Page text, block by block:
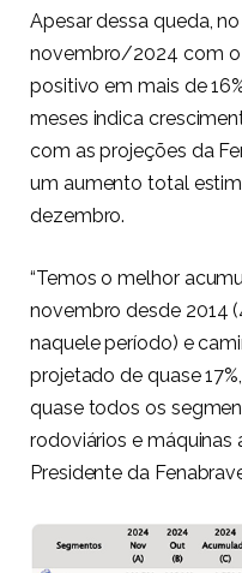
Apesar dessa queda,
novembro/2024 com o
positivo em mais de
meses indica
com as projeções da
um aumento total
dezembro.
“Temos o melhor
novembro desde 2014
naquele período) e
projetado de quase
quase todos os
rodoviários e máquinas
Presidente da